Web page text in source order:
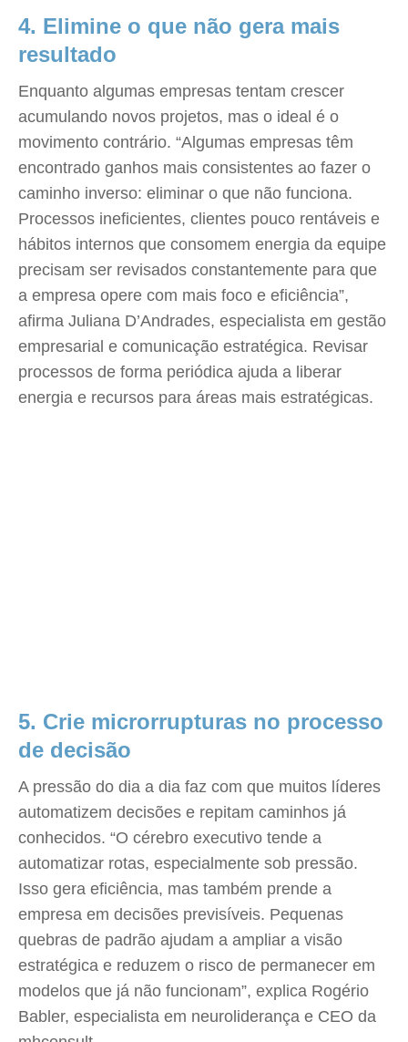
4. Elimine o que não gera mais
resultado
Enquanto algumas empresas tentam crescer
acumulando novos projetos, mas o ideal é o
movimento contrário. “Algumas empresas têm
encontrado ganhos mais consistentes ao fazer o
caminho inverso: eliminar o que não funciona.
Processos ineficientes, clientes pouco rentáveis e
hábitos internos que consomem energia da equipe
precisam ser revisados constantemente para que
a empresa opere com mais foco e eficiência”,
afirma Juliana D’Andrades, especialista em gestão
empresarial e comunicação estratégica. Revisar
processos de forma periódica ajuda a liberar
energia e recursos para áreas mais estratégicas.
5. Crie microrrupturas no processo
de decisão
A pressão do dia a dia faz com que muitos líderes
automatizem decisões e repitam caminhos já
conhecidos. “O cérebro executivo tende a
automatizar rotas, especialmente sob pressão.
Isso gera eficiência, mas também prende a
empresa em decisões previsíveis. Pequenas
quebras de padrão ajudam a ampliar a visão
estratégica e reduzem o risco de permanecer em
modelos que já não funcionam”, explica Rogério
Babler, especialista em neuroliderança e CEO da